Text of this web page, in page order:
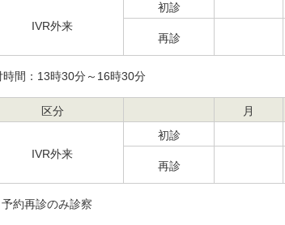
IVR外来
初診
再診
時間：13時30分～16時30分
区分 月
IVR外来
初診
再診
約再診のみ診察